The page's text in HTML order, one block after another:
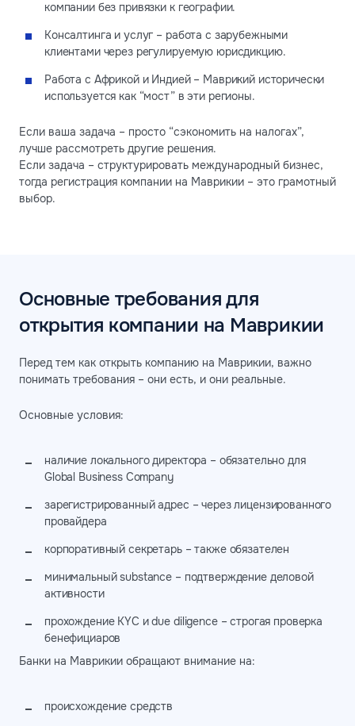
компании без привязки к географии.
Консалтинга и услуг – работа с зарубежными
клиентами через регулируемую юрисдикцию.
Работа с Африкой и Индией – Маврикий исторически
используется как “мост” в эти регионы.
Если ваша задача – просто “сэкономить на налогах”,
лучше рассмотреть другие решения.
Если задача – структурировать международный бизнес,
тогда регистрация компании на Маврикии – это грамотный
выбор.
Основные требования для
открытия компании на Маврикии
Перед тем как открыть компанию на Маврикии, важно
понимать требования – они есть, и они реальные.
Основные условия:
наличие локального директора – обязательно для
Global Business Company
зарегистрированный адрес – через лицензированного
провайдера
корпоративный секретарь – также обязателен
минимальный substance – подтверждение деловой
активности
прохождение KYC и due diligence – строгая проверка
бенефициаров
Банки на Маврикии обращают внимание на:
происхождение средств